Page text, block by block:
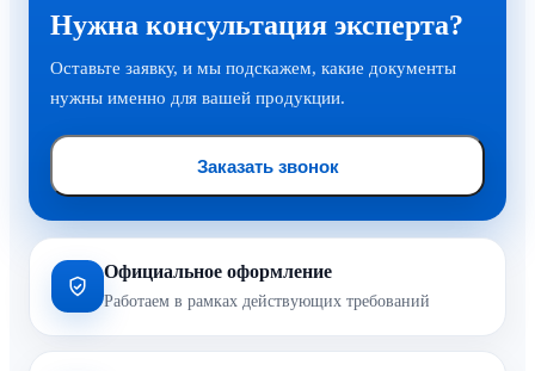
Нужна консультация эксперта?
Оставьте заявку, и мы подскажем, какие документы
нужны именно для вашей продукции.
Заказать звонок
Официальное оформление
Работаем в рамках действующих требований